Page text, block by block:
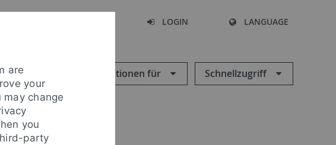
LOGIN LANGUAGE
Informationen für Schnellzugriff
are
your
change
you
party